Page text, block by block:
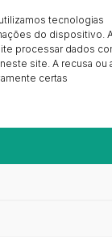
tecnologias
do dispositivo.
processar dados
site. A recusa ou
certas